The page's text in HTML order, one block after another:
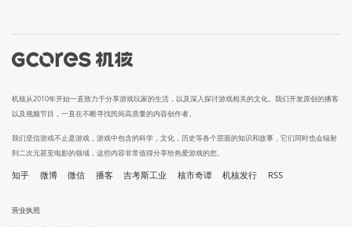
机核从2010年开始一直致力于分享游戏玩家的生活，以及深入探讨游戏相关的文化。我们开发原创的播客
以及视频节目，一直在不断寻找民间高质量的内容创作者。
我们坚信游戏不止是游戏，游戏中包含的科学，文化，历史等各个层面的知识和故事，它们同时也会辐射
到二次元甚至电影的领域，这些内容非常值得分享给热爱游戏的您。
知乎 微博 微信 播客 吉考斯工业 核市奇谭 机核发行 RSS
营业执照